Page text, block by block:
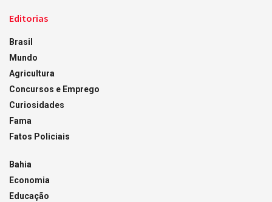
Editorias
Brasil
Mundo
Agricultura
Concursos e Emprego
Curiosidades
Fama
Fatos Policiais
Bahia
Economia
Educação